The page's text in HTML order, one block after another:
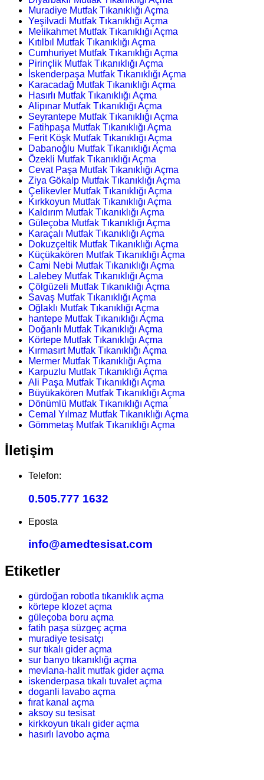
Muradiye Mutfak Tıkanıklığı Açma
Yeşilvadi Mutfak Tıkanıklığı Açma
Melikahmet Mutfak Tıkanıklığı Açma
Kıtılbıl Mutfak Tıkanıklığı Açma
Cumhuriyet Mutfak Tıkanıklığı Açma
Pirinçlik Mutfak Tıkanıklığı Açma
İskenderpaşa Mutfak Tıkanıklığı Açma
Karacadağ Mutfak Tıkanıklığı Açma
Hasırlı Mutfak Tıkanıklığı Açma
Alipınar Mutfak Tıkanıklığı Açma
Seyrantepe Mutfak Tıkanıklığı Açma
Fatihpaşa Mutfak Tıkanıklığı Açma
Ferit Köşk Mutfak Tıkanıklığı Açma
Dabanoğlu Mutfak Tıkanıklığı Açma
Özekli Mutfak Tıkanıklığı Açma
Cevat Paşa Mutfak Tıkanıklığı Açma
Ziya Gökalp Mutfak Tıkanıklığı Açma
Çelikevler Mutfak Tıkanıklığı Açma
Kırkkoyun Mutfak Tıkanıklığı Açma
Kaldırım Mutfak Tıkanıklığı Açma
Güleçoba Mutfak Tıkanıklığı Açma
Karaçalı Mutfak Tıkanıklığı Açma
Dokuzçeltik Mutfak Tıkanıklığı Açma
Küçükakören Mutfak Tıkanıklığı Açma
Cami Nebi Mutfak Tıkanıklığı Açma
Lalebey Mutfak Tıkanıklığı Açma
Çölgüzeli Mutfak Tıkanıklığı Açma
Savaş Mutfak Tıkanıklığı Açma
Oğlaklı Mutfak Tıkanıklığı Açma
hantepe Mutfak Tıkanıklığı Açma
Doğanlı Mutfak Tıkanıklığı Açma
Körtepe Mutfak Tıkanıklığı Açma
Kırmasırt Mutfak Tıkanıklığı Açma
Mermer Mutfak Tıkanıklığı Açma
Karpuzlu Mutfak Tıkanıklığı Açma
Ali Paşa Mutfak Tıkanıklığı Açma
Büyükakören Mutfak Tıkanıklığı Açma
Dönümlü Mutfak Tıkanıklığı Açma
Cemal Yılmaz Mutfak Tıkanıklığı Açma
Gömmetaş Mutfak Tıkanıklığı Açma
İletişim
Telefon:
0.505.777 1632
Eposta
info@amedtesisat.com
Etiketler
gürdoğan robotla tıkanıklık açma
körtepe klozet açma
güleçoba boru açma
fatih paşa süzgeç açma
muradiye tesisatçı
sur tıkalı gider açma
sur banyo tıkanıklığı açma
mevlana-halit mutfak gider açma
iskenderpasa tıkalı tuvalet açma
doganli lavabo açma
fırat kanal açma
aksoy su tesisat
kirkkoyun tıkalı gider açma
hasırlı lavobo açma